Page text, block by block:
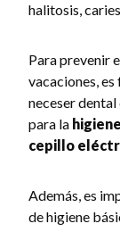
halitosis,
Para prevenir
vacaciones,
neceser
para la
cepillo
Además, es
de higiene